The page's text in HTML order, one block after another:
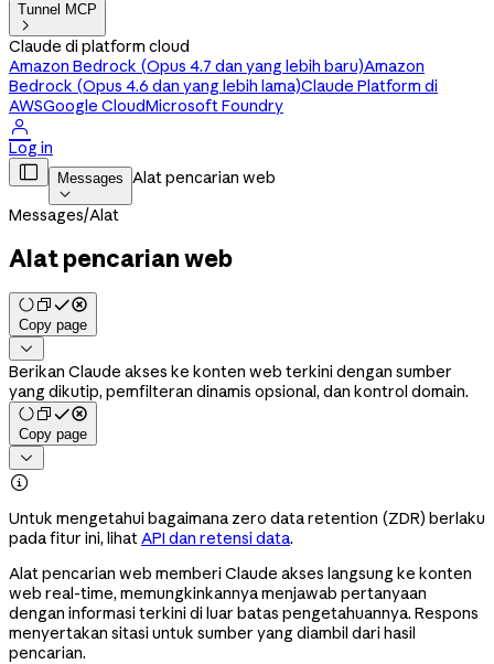
Tunnel MCP

Claude di platform cloud
Amazon Bedrock (Opus 4.7 dan yang lebih baru)Amazon
Bedrock (Opus 4.6 dan yang lebih lama)Claude Platform di
AWSGoogle CloudMicrosoft Foundry

Log in
 Messages

Alat pencarian web
Messages/Alat
Alat pencarian web
Copy page

Berikan Claude akses ke konten web terkini dengan sumber
yang dikutip, pemfilteran dinamis opsional, dan kontrol domain.
Copy page


Untuk mengetahui bagaimana zero data retention (ZDR) berlaku
pada fitur ini, lihatAPI dan retensi data.
Alat pencarian web memberi Claude akses langsung ke konten
web real-time, memungkinkannya menjawab pertanyaan
dengan informasi terkini di luar batas pengetahuannya. Respons
menyertakan sitasi untuk sumber yang diambil dari hasil
pencarian.